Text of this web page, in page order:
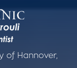
of Hannover,